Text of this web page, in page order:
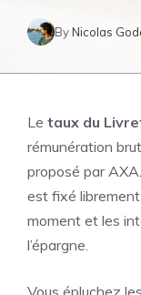
ByNicolas
Le taux du
rémunération
proposé par
est fixé
moment et les
l’épargne.
Vous épluchez